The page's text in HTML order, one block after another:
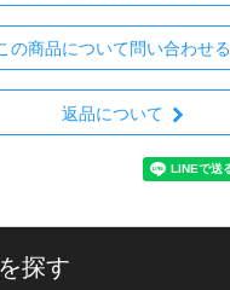
の商品について問い合わせる
返品について
探す